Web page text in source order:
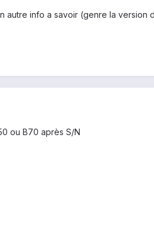
autre info a savoir (genre la
ou B70 après S/N